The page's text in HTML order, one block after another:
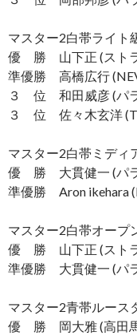
マスター2白帯ライト
優 勝 山下正 (スト
準優勝 高橋広行
３ 位 和田威彦 (パ
３ 位 佐々木玄洋
マスター2白帯ミディ
優 勝 大貫健一 (パ
準優勝 Aron ikehara
マスター2白帯オープ
優 勝 山下正 (スト
準優勝 大貫健一 (パ
マスター2青帯ルース
優 勝 岡大雅 (高田